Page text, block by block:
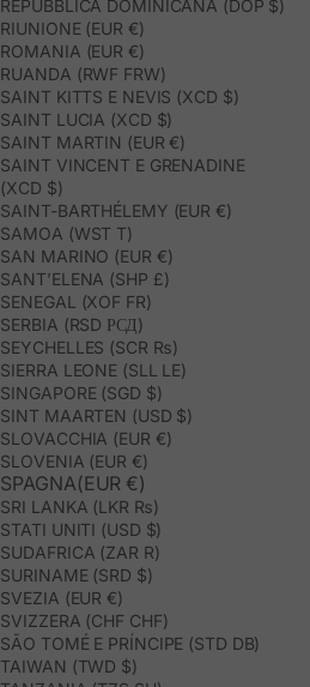
REPUBBLICA DOMINICANA (DOP $)
RIUNIONE (EUR €)
ROMANIA (EUR €)
RUANDA (RWF FRW)
SAINT KITTS E NEVIS (XCD $)
SAINT LUCIA (XCD $)
SAINT MARTIN (EUR €)
SAINT VINCENT E GRENADINE
(XCD $)
SAINT-BARTHÉLEMY (EUR €)
SAMOA (WST T)
SAN MARINO (EUR €)
SANT’ELENA (SHP £)
SENEGAL (XOF FR)
SERBIA (RSD РСД)
SEYCHELLES (SCR ₨)
SIERRA LEONE (SLL LE)
SINGAPORE (SGD $)
SINT MAARTEN (USD $)
SLOVACCHIA (EUR €)
SLOVENIA (EUR €)
SPAGNA(EUR €)
SRI LANKA (LKR ₨)
STATI UNITI (USD $)
SUDAFRICA (ZAR R)
SURINAME (SRD $)
SVEZIA (EUR €)
SVIZZERA (CHF CHF)
SÃO TOMÉ E PRÍNCIPE (STD DB)
TAIWAN (TWD $)